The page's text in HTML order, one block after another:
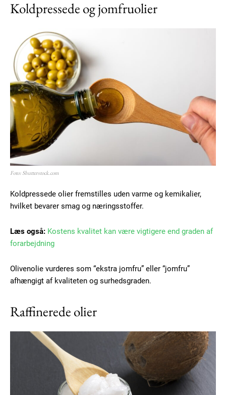
Subscription Plans
Free limited access
Gratis
Etiam est nibh, lobortis sit
Praesent euismod ac
Nullam eu erat condimentum
Donec quis est ac felis
Member full access
DKK / year
Koldpressede og jomfruolier
Foto: Shutterstock.com
Koldpressede olier fremstilles uden varme og kemikalier,
hvilket bevarer smag og næringsstoffer.
Læs også: Kostens kvalitet kan være vigtigere end graden af
forarbejdning
Olivenolie vurderes som “ekstra jomfru” eller “jomfru”
afhængigt af kvaliteten og surhedsgraden.
Raffinerede olier